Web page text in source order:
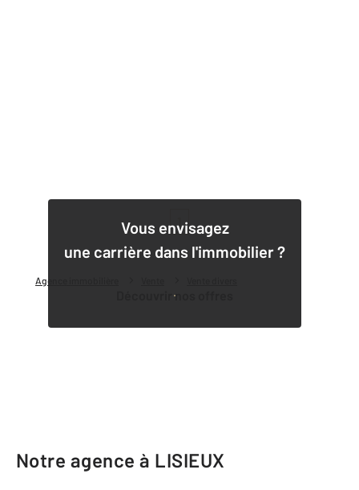
Agence immobilière
Vous envisagez
une carrière dans l'immobilier ?
Découvrir nos offres
Notre agence à LISIEUX